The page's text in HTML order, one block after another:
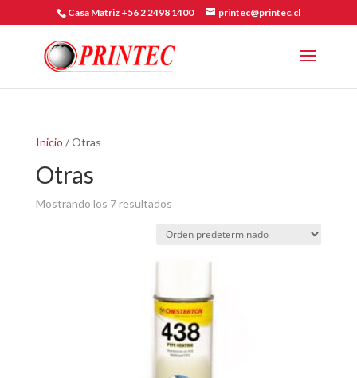
Casa Matriz +56 2 2498 1400 printec@printec.cl
Inicio / Otras
Otras
Mostrando los 7 resultados